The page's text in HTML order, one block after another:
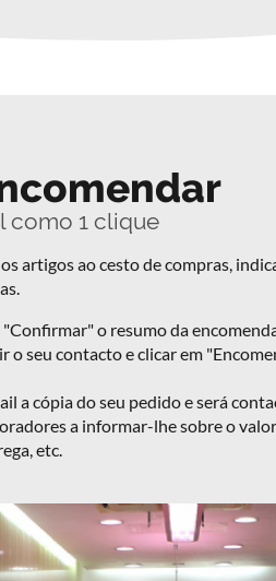
como 1 clique
artigos ao cesto de compras,
o resumo da
o seu contacto e clicar em
a cópia do seu pedido e será
a informar-lhe sobre o
etc.